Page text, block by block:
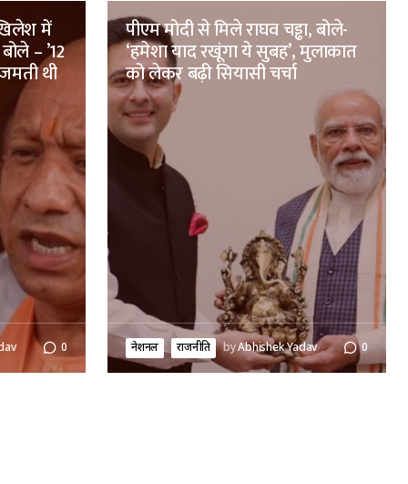
में
– ’12
थी
0
पीएम मोदी से मिले राघव चड्ढा, बोले-
‘हमेशा याद रखूंगा ये सुबह’, मुलाकात
को लेकर बढ़ी सियासी चर्चा
नेशनल राजनीति byAbhishek Yadav 0